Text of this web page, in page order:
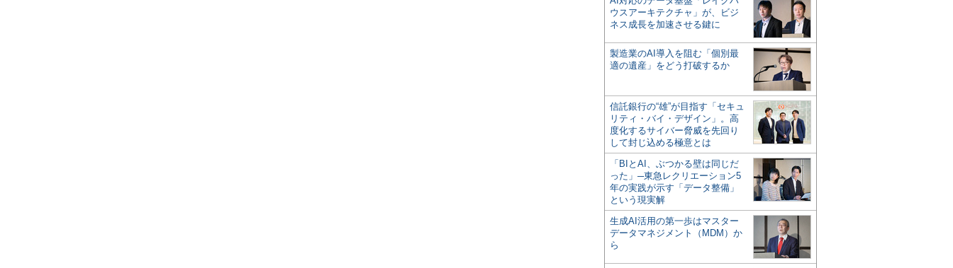
ウスアーキテクチャ」が、ビジ
ネス成長を加速させる鍵に
製造業のAI導入を阻む「個別最
適の遺産」をどう打破するか
信託銀行の“雄”が目指す「セキュ
リティ・バイ・デザイン」。高
度化するサイバー脅威を先回り
して封じ込める極意とは
「BIとAI、ぶつかる壁は同じだ
った」─東急レクリエーション5
年の実践が示す「データ整備」
という現実解
生成AI活用の第一歩はマスター
データマネジメント（MDM）か
ら